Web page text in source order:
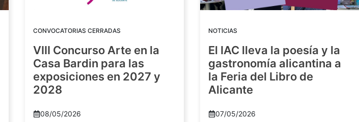
CONVOCATORIAS CERRADAS
VIII Concurso Arte en la
Casa Bardin para las
exposiciones en 2027 y
2028
08/05/2026
NOTICIAS
El IAC lleva la poesía y la
gastronomía alicantina a
la Feria del Libro de
Alicante
07/05/2026